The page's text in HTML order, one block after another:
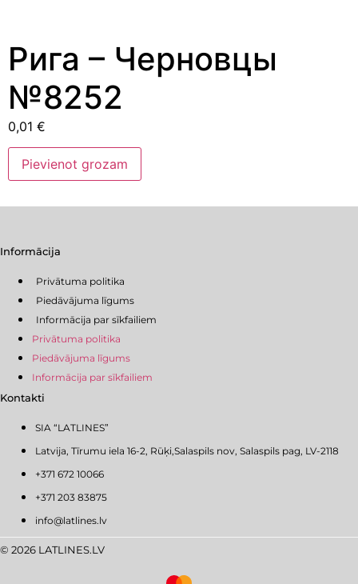
Рига – Черновцы
№8252
0,01 €
Рига
Черновцы
daudzums
Pievienot grozam
Informācija
Privātuma politika
Piedāvājuma līgums
Informācija par sīkfailiem
Privātuma politika
Piedāvājuma līgums
Informācija par sīkfailiem
Kontakti
SIA “LATLINES”
Latvija, Tīrumu iela 16-2, Rūķi,Salaspils nov, Salaspils pag, LV-2118
+371 672 10066
+371 203 83875
info@latlines.lv
© 2026 LATLINES.LV